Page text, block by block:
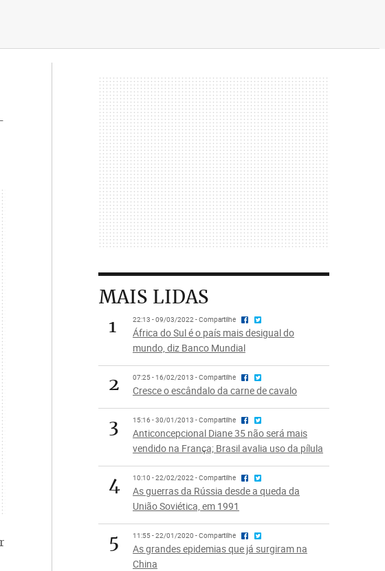
MAIS LIDAS
1
22:13 - 09/03/2022 - Compartilhe
África do Sul é o país mais desigual do
mundo, diz Banco Mundial
2 07:25 - 16/02/2013 - Compartilhe
Cresce o escândalo da carne de cavalo
3 15:16 - 30/01/2013 - Compartilhe
Anticoncepcional Diane 35 não será mais
vendido na França; Brasil avalia uso da pílula
4 10:10 - 22/02/2022 - Compartilhe
As guerras da Rússia desde a queda da
União Soviética, em 1991
5 11:55 - 22/01/2020 - Compartilhe
As grandes epidemias que já surgiram na
China